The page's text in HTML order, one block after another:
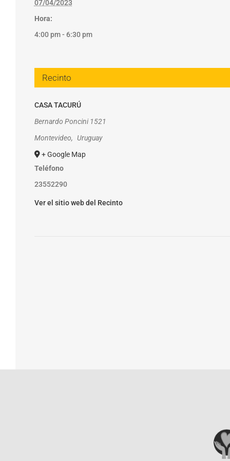
07/04/2023
Hora:
4:00 pm - 6:30 pm
Recinto
CASA TACURÚ
Bernardo Poncini 1521
Montevideo, Uruguay
+ Google Map
Teléfono
23552290
Ver el sitio web del Recinto